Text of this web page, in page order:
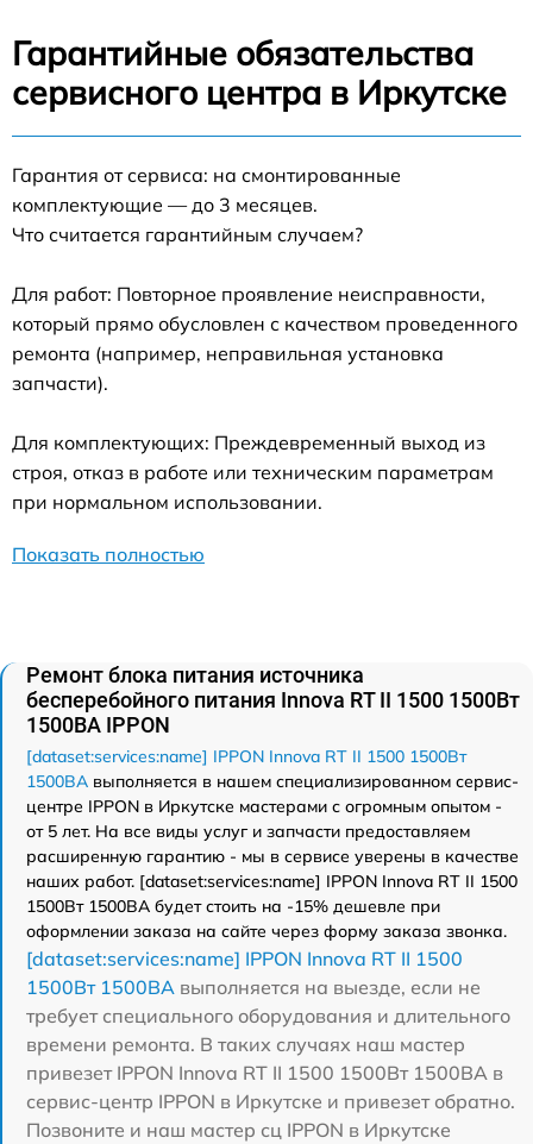
Гарантийные обязательства
сервисного центра в Иркутске
Гарантия от сервиса: на смонтированные
комплектующие — до 3 месяцев.
Что считается гарантийным случаем?
Для работ: Повторное проявление неисправности,
который прямо обусловлен с качеством проведенного
ремонта (например, неправильная установка
запчасти).
Для комплектующих: Преждевременный выход из
строя, отказ в работе или техническим параметрам
при нормальном использовании.
Показать полностью
Ремонт блока питания источника
бесперебойного питания Innova RT II 1500 1500Вт
1500ВА IPPON
[dataset:services:name] IPPON Innova RT II 1500 1500Вт
1500ВА выполняется в нашем специализированном сервис-
центре IPPON в Иркутске мастерами с огромным опытом -
от 5 лет. На все виды услуг и запчасти предоставляем
расширенную гарантию - мы в сервисе уверены в качестве
наших работ. [dataset:services:name] IPPON Innova RT II 1500
1500Вт 1500ВА будет стоить на -15% дешевле при
оформлении заказа на сайте через форму заказа звонка.
[dataset:services:name] IPPON Innova RT II 1500
1500Вт 1500ВА выполняется на выезде, если не
требует специального оборудования и длительного
времени ремонта. В таких случаях наш мастер
привезет IPPON Innova RT II 1500 1500Вт 1500ВА в
сервис-центр IPPON в Иркутске и привезет обратно.
Позвоните и наш мастер сц IPPON в Иркутске